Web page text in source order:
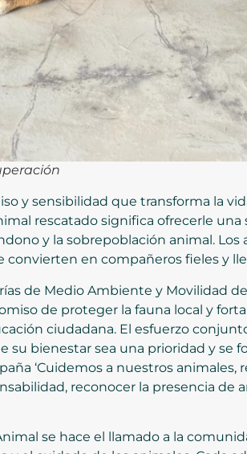
y sensibilidad que transforma la
rescatado significa ofrecerle
y la sobrepoblación animal.
convierten en compañeros fieles y
de Medio Ambiente y Movilidad
de proteger la fauna local y
ciudadana. El esfuerzo
su bienestar sea una prioridad y se
‘Cuidemos a nuestros animales,
reconocer la presencia de
se hace el llamado a la